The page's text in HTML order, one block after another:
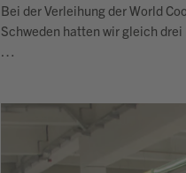
Bei der Verleihung der World
Schweden hatten wir gleich drei